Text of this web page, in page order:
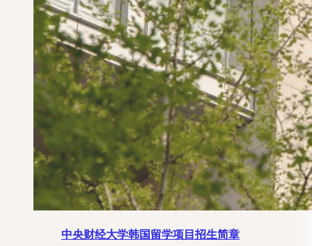
中央财经大学韩国留学项目招生简章